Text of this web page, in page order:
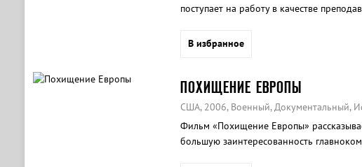
поступает на работу в качестве
В избранное
ПОХИЩЕНИЕ ЕВРОПЫ
США, 2006, Военный, Документальный,
Фильм «Похищение Европы»
большую заинтересованность